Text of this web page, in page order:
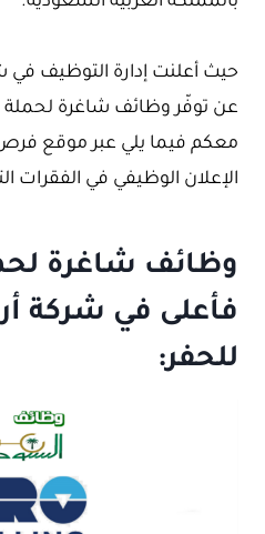
حيث أعلنت إدارة التوظيف في
عن توفّر وظائف شاغرة لحملة
معكم فيما يلي عبر موقع
الإعلان الوظيفي في الفقرات
وظائف شاغرة
فأعلى في شركة
للحفر: